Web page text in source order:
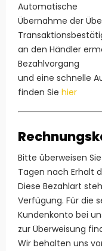
Automatische
Übernahme der
an den Händler
Bezahlvorgang
und eine schnelle
finden Sie hier
Bitte überweisen
Tagen nach Erhalt
Diese Bezahlart
Verfügung. Für die
Kundenkonto bei
zur Überweisung
Wir behalten uns